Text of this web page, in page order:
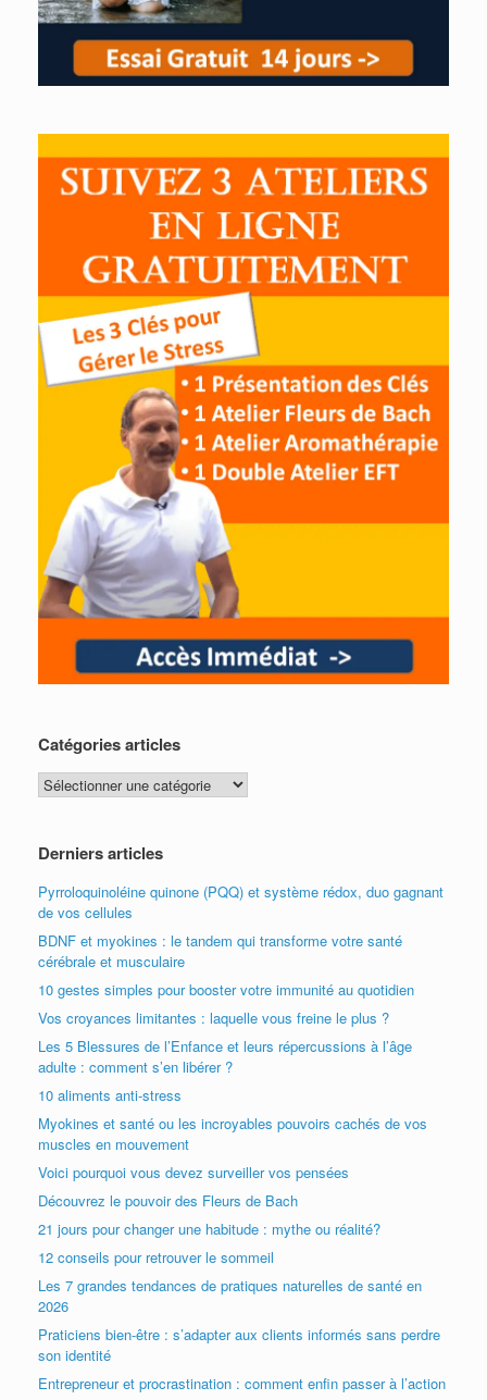
Catégories articles
Catégories
articles
Derniers articles
Pyrroloquinoléine quinone (PQQ) et système rédox, duo gagnant
de vos cellules
BDNF et myokines : le tandem qui transforme votre santé
cérébrale et musculaire
10 gestes simples pour booster votre immunité au quotidien
Vos croyances limitantes : laquelle vous freine le plus ?
Les 5 Blessures de l’Enfance et leurs répercussions à l’âge
adulte : comment s’en libérer ?
10 aliments anti-stress
Myokines et santé ou les incroyables pouvoirs cachés de vos
muscles en mouvement
Voici pourquoi vous devez surveiller vos pensées
Découvrez le pouvoir des Fleurs de Bach
21 jours pour changer une habitude : mythe ou réalité?
12 conseils pour retrouver le sommeil
Les 7 grandes tendances de pratiques naturelles de santé en
2026
Praticiens bien-être : s’adapter aux clients informés sans perdre
son identité
Entrepreneur et procrastination : comment enfin passer à l’action